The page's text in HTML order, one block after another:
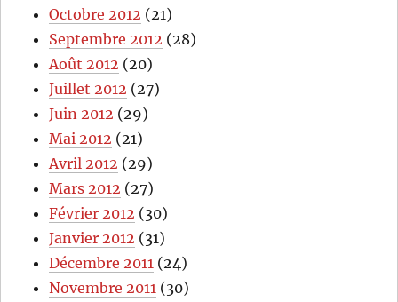
Octobre 2012 (21)
Septembre 2012 (28)
Août 2012 (20)
Juillet 2012 (27)
Juin 2012 (29)
Mai 2012 (21)
Avril 2012 (29)
Mars 2012 (27)
Février 2012 (30)
Janvier 2012 (31)
Décembre 2011 (24)
Novembre 2011 (30)